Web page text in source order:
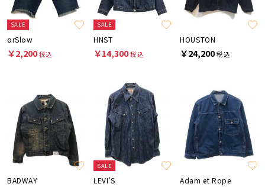
SALE
orSlow
￥2,200税込
SALE
HNST
￥14,300税込
HOUSTON
￥24,200税込
BADWAY
SALE
LEVI'S Adam et Rope